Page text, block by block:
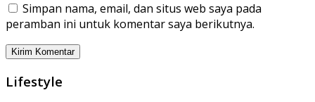
Simpan nama, email, dan situs web saya pada
peramban ini untuk komentar saya berikutnya.
Lifestyle